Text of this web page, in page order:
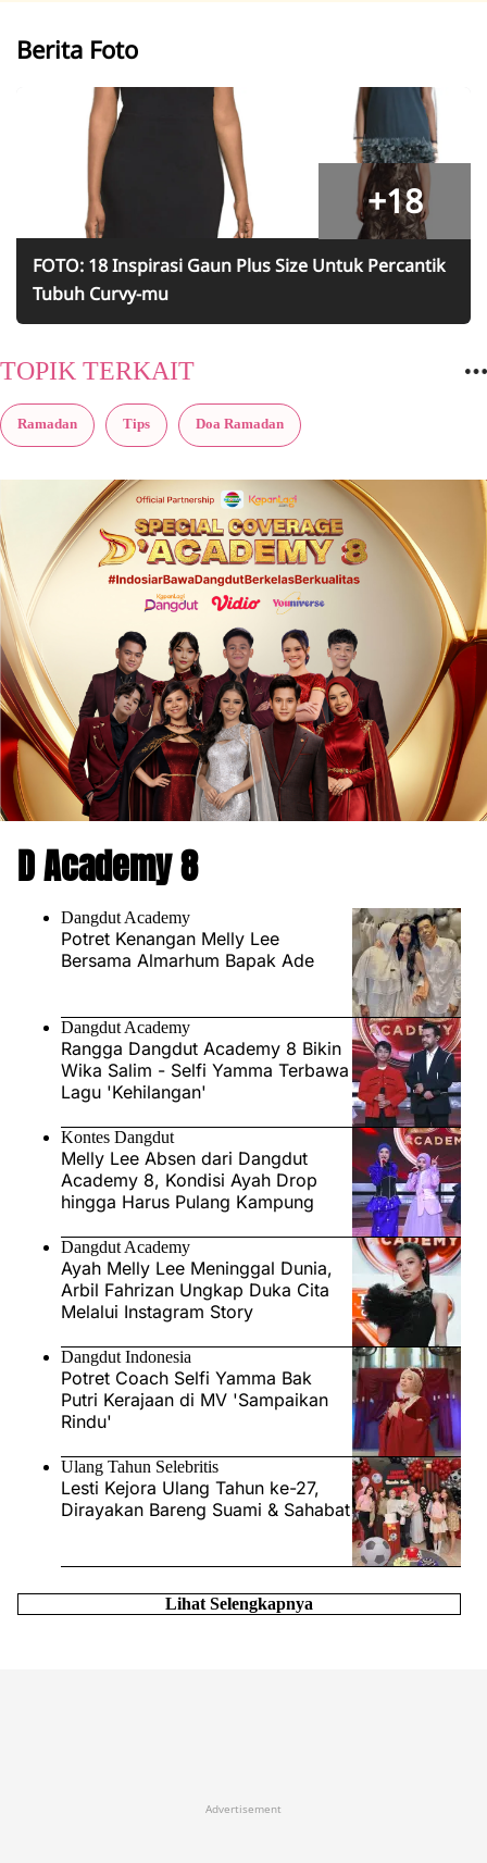
Berita Foto
+18
FOTO: 18 Inspirasi Gaun Plus Size Untuk Percantik
Tubuh Curvy-mu
TOPIK TERKAIT
Ramadan Tips Doa Ramadan
D Academy 8
Dangdut Academy
Potret Kenangan Melly Lee
Bersama Almarhum Bapak Ade
Dangdut Academy
Rangga Dangdut Academy 8 Bikin
Wika Salim - Selfi Yamma Terbawa
Lagu 'Kehilangan'
Kontes Dangdut
Melly Lee Absen dari Dangdut
Academy 8, Kondisi Ayah Drop
hingga Harus Pulang Kampung
Dangdut Academy
Ayah Melly Lee Meninggal Dunia,
Arbil Fahrizan Ungkap Duka Cita
Melalui Instagram Story
Dangdut Indonesia
Potret Coach Selfi Yamma Bak
Putri Kerajaan di MV 'Sampaikan
Rindu'
Ulang Tahun Selebritis
Lesti Kejora Ulang Tahun ke-27,
Dirayakan Bareng Suami & Sahabat
Lihat Selengkapnya
Advertisement